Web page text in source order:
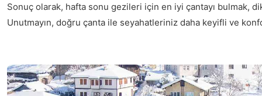
Sonuç olarak, hafta sonu gezileri için en iyi çantayı bulmak,
Unutmayın, doğru çanta ile seyahatleriniz daha keyifli ve